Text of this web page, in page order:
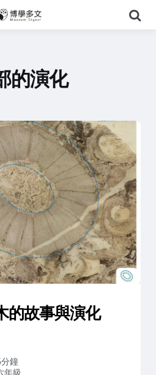
尋
的演化
的故事與演化
鐘
年級